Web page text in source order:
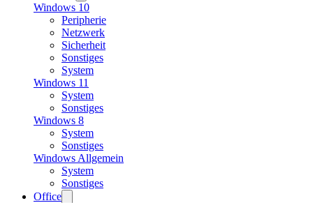
Windows 10
Peripherie
Netzwerk
Sicherheit
Sonstiges
System
Windows 11
System
Sonstiges
Windows 8
System
Sonstiges
Windows Allgemein
System
Sonstiges
Office